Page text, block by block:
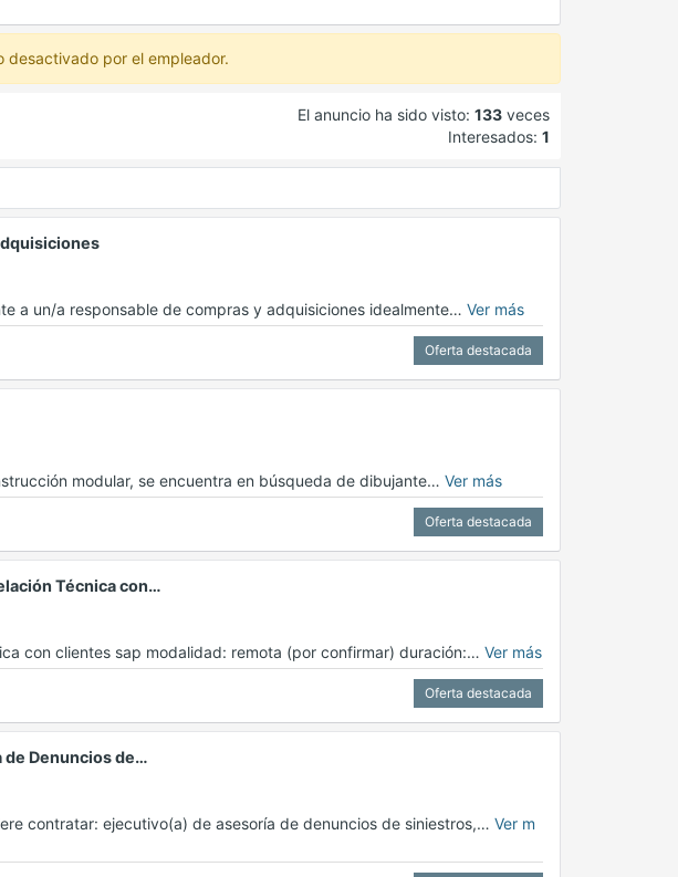
desactivado por el empleador.
El anuncio ha sido visto: 133 veces
Interesados: 1
a un/a responsable de compras y adquisiciones idealmente… Ver más
Oferta destacada
modular, se encuentra en búsqueda de dibujante… Ver más
Oferta destacada
Técnica con…
con clientes sap modalidad: remota (por confirmar) duración:… Ver más
Oferta destacada
de Denuncios de…
contratar: ejecutivo(a) de asesoría de denuncios de siniestros,… Ver m